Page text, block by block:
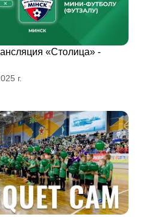
«Столица» -
г.